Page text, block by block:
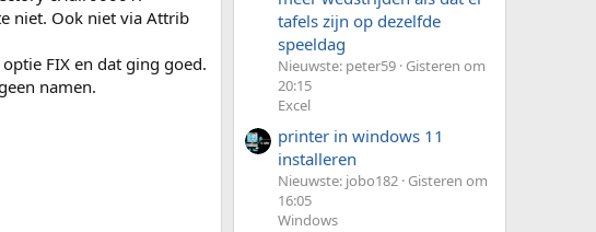
niet. Ook niet via Attrib
FIX en dat ging goed.
namen.
tafels zijn op dezelfde
speeldag
Nieuwste: peter59 Gisteren om
20:15
Excel
printer in windows 11
installeren
Nieuwste: jobo182 Gisteren om
16:05
Windows